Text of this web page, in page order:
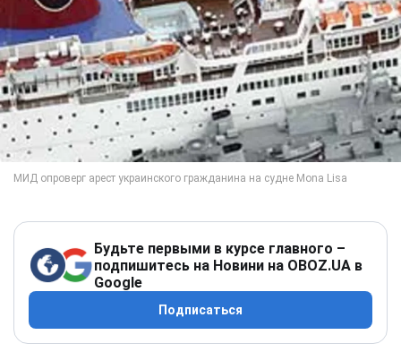
Будьте первыми в курсе главного –
подпишитесь на Новини на OBOZ.UA в
Google
Подписаться